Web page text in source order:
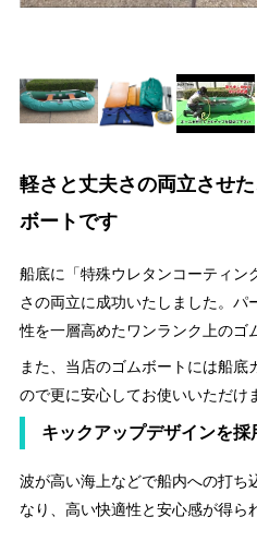
軽さと丈夫さの両立させ
ボートです
船底に「特殊ウレタンコーティン
さの両立に成功いたしました。パ
性を一層高めたワンランク上のゴ
また、当店のゴムボートには船底
ので更に安心してお使いいただけ
キックアップデザインを採
波が高い海上などで船内への打ち
なり、高い快適性と安心感が得ら